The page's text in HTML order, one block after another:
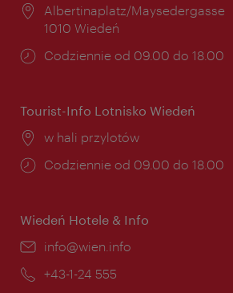
Miejsce:
Albertinaplatz/Maysedergasse
1010 Wiedeń
Godziny
Codziennie od 09.00 do 18.00
Tourist-Info Lotnisko Wiedeń
Miejsce:
w hali przylotów
Godziny
Codziennie od 09.00 do 18.00
Wiedeń Hotele & Info
E-
info@wien.info
Telefon:
+43-1-24 555